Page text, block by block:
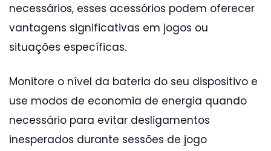
necessários, esses acessórios podem oferecer
vantagens significativas em jogos ou
situações específicas.
Monitore o nível da bateria do seu dispositivo e
use modos de economia de energia quando
necessário para evitar desligamentos
inesperados durante sessões de jogo